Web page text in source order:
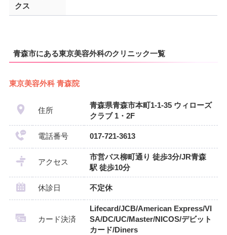
クス
青森市にある東京美容外科のクリニック一覧
東京美容外科 青森院
住所
青森県青森市本町1-1-35 ウィローズ
クラブ 1・2F
電話番号 017-721-3613
アクセス
市営バス柳町通り 徒歩3分/JR青森
駅 徒歩10分
休診日 不定休
カード決済
Lifecard/JCB/American Express/VI
SA/DC/UC/Master/NICOS/デビット
カード/Diners